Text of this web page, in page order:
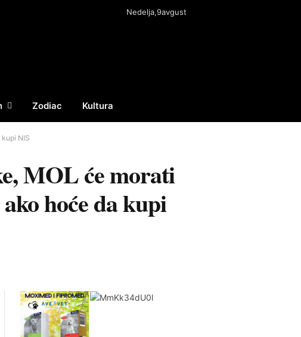
Nedelja,9avgust
Zodiac Kultura
(Twitter)
NIS
MOL će morati
hoće da kupi